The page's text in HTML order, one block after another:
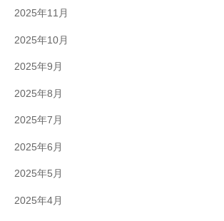
2025年11月
2025年10月
2025年9月
2025年8月
2025年7月
2025年6月
2025年5月
2025年4月